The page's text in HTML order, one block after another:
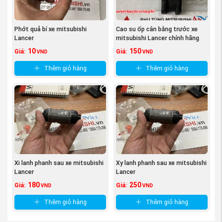
(Công tắc báo lùi xe Mitsubishi Lancer
nguồnPhutungMitsubishi.vn)
Quyền lợi của khách hàng khi mua Công tắc báo lùi
xe tại phụ tùng Mitsubishi An Việt:
Được tư vấn miễn phí về phụ tùng dòng xe
Mitsubishi Lancer , cách phân biệt phụ tùng hàng
xịn chính hãng và hàng và làm sao để lựa chọn phụ
tùng phù hợp với túi tiền một cách kinh tế nhất mà
vẫn đảm bảo xe hoạt động ổn định và tốt nhất.
Phớt quả bí xe mitsubishi
Lancer
Giá: 10 VND
Thêm giỏ hàng
Cao su ốp cân bằng trước xe
mitsubishi Lancer chính hãng
Giá: 150 VND
Thêm giỏ hàng
Xi lanh phanh sau xe mitsubishi
Lancer
Giá: 180 VND
Thêm giỏ hàng
Xy lanh phanh sau xe mitsubishi
Lancer
Giá: 250 VND
Thêm giỏ hàng